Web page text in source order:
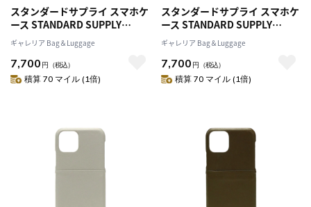
スタンダードサプライ スマホケ
ース STANDARD SUPPLY
iPhoneケース PAL iPhone 11
ProBOOKCASE スマホカバー
携帯ケース iPhone11Pro 手帳
型 ケース 本革 カード収納 日本
ギャレリア Bag＆Luggage
7,700 円 （税込）
積算 70 マイル (1倍)
スタンダードサプライ スマホケ
ース STANDARD SUPPLY
iPhoneケース PAL iPhone 11
ProBOOKCASE スマホカバー
携帯ケース iPhone11Pro 手帳
型 ケース 本革 カード収納 日本
ギャレリア Bag＆Luggage
7,700 円 （税込）
積算 70 マイル (1倍)